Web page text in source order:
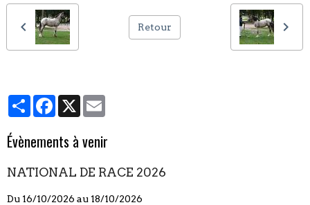
Retour
PartagerFacebook
X
Évènements à venir
NATIONAL DE RACE 2026
Du 16/10/2026 au 18/10/2026